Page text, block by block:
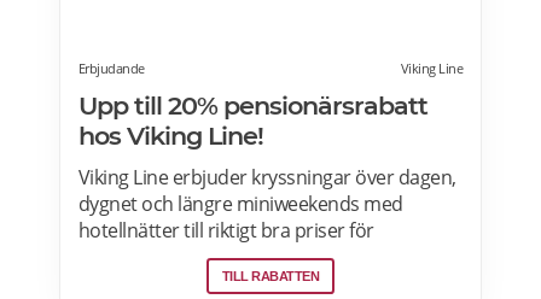
Erbjudande Viking Line
Upp till 20% pensionärsrabatt
hos Viking Line!
Viking Line erbjuder kryssningar över dagen,
dygnet och längre miniweekends med
hotellnätter till riktigt bra priser för
pensionärer. 11 timmars dagstur
Stockholm–Åland ombord Viking Grace &
TILL RABATTEN